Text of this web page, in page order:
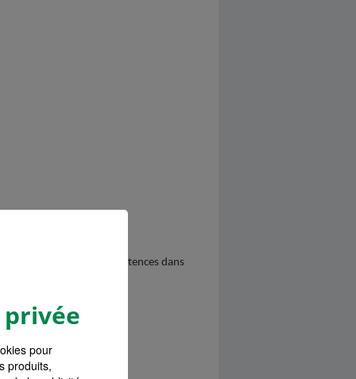
engagement et compétences dans
pour
produits,